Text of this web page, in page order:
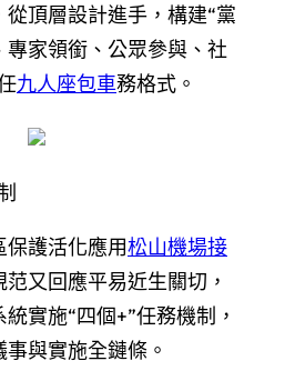
頂層設計進手，構建“黨
家領銜、公眾參與、社
九人座包車務格式。
護活化應用松山機場接
又回應平易近生關切，
實施“四個+”任務機制，
與實施全鏈條。